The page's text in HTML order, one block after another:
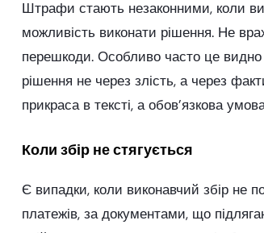
Штрафи стають незаконними, коли
можливість виконати рішення. Не
перешкоди. Особливо часто це
рішення не через злість, а через
прикраса в тексті, а обов’язкова
Коли збір не стягується
Є випадки, коли виконавчий збір не
платежів, за документами, що